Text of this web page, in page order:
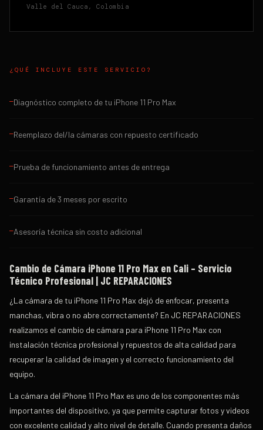
Valle del Cauca, Colombia
¿QUÉ INCLUYE ESTE SERVICIO?
—Diagnóstico completo de tu iPhone 11 Pro Max
—Reemplazo del/la cámaras con repuesto certificado
—Prueba de funcionamiento antes de entrega
—Garantía de 3 meses por escrito
—Asesoría técnica sin costo adicional
Cambio de Cámara iPhone 11 Pro Max en Cali – Servicio
Técnico Profesional | JC REPARACIONES
¿La cámara de tu iPhone 11 Pro Max dejó de enfocar, presenta
manchas, vibra o no abre correctamente? En JC REPARACIONES
realizamos el cambio de cámara para iPhone 11 Pro Max con
instalación técnica profesional y repuestos de alta calidad para
recuperar la calidad de imagen y el correcto funcionamiento del
equipo.
La cámara del iPhone 11 Pro Max es uno de los componentes más
importantes del dispositivo, ya que permite capturar fotos y videos
con excelente calidad y alto nivel de detalle. Cuando presenta daños